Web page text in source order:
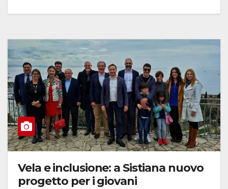
Vela e inclusione: a Sistiana nuovo
progetto per i giovani